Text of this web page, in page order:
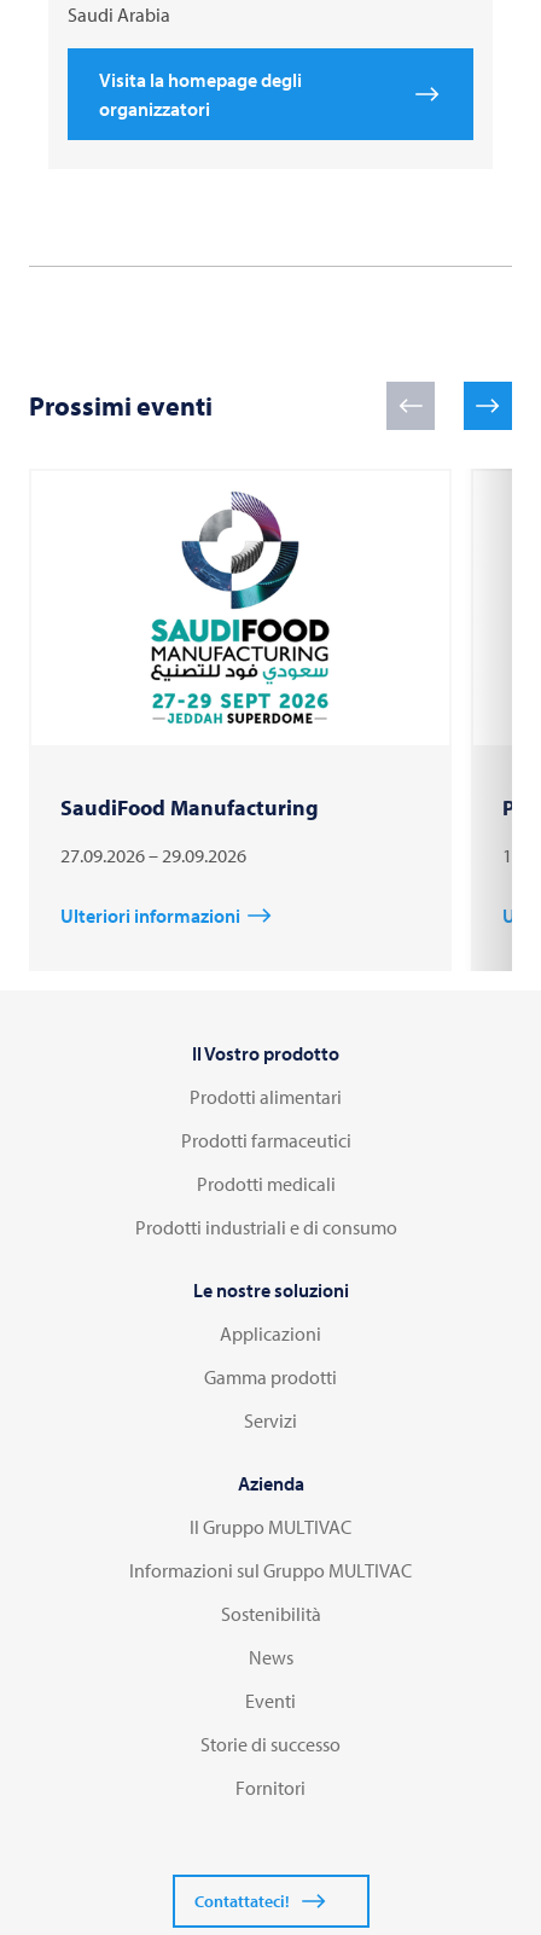
Saudi Arabia
Visita la homepage degli
organizzatori
Prossimi eventi
SaudiFood Manufacturing
27.09.2026 – 29.09.2026
Ulteriori informazioni
Il Vostro prodotto
Prodotti alimentari
Prodotti farmaceutici
Prodotti medicali
Prodotti industriali e di consumo
Le nostre soluzioni
Applicazioni
Gamma prodotti
Servizi
Azienda
Il Gruppo MULTIVAC
Informazioni sul Gruppo MULTIVAC
Sostenibilità
News
Eventi
Storie di successo
Fornitori
Contattateci!